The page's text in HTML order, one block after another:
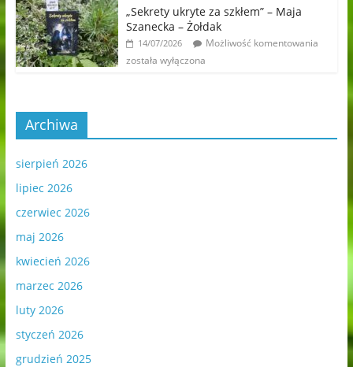
„Sekrety ukryte za szkłem” – Maja
Szanecka – Żołdak
14/07/2026
Możliwość komentowania
została wyłączona
Archiwa
sierpień 2026
lipiec 2026
czerwiec 2026
maj 2026
kwiecień 2026
marzec 2026
luty 2026
styczeń 2026
grudzień 2025